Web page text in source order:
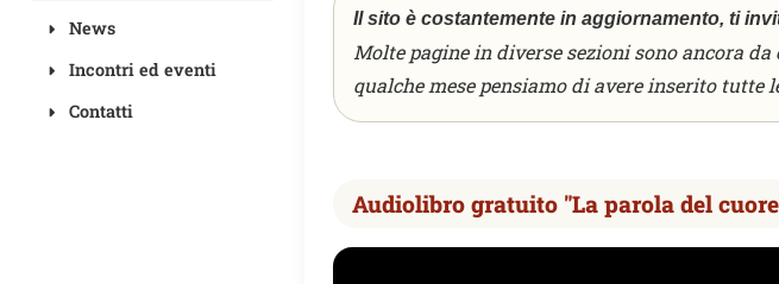
News
Incontri ed eventi
Contatti
Il sito è costantemente in aggiornamento, ti
Molte pagine in diverse sezioni sono ancora
qualche mese pensiamo di avere inserito tutte
Audiolibro gratuito "La parola del